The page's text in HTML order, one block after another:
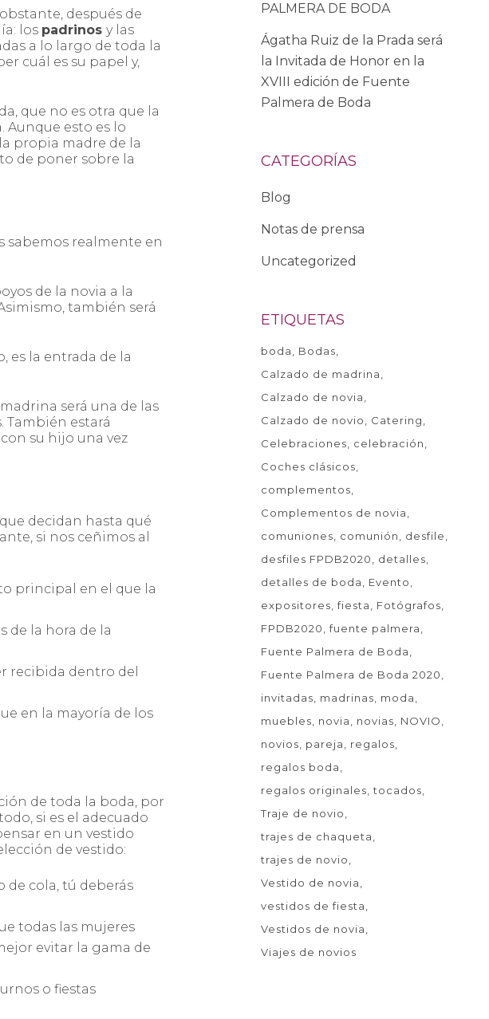
después de
los padrinos y las
a lo largo de toda la
cuál es su papel y,
que no es otra que la
Aunque esto es lo
propia madre de la
de poner sobre la
sabemos realmente en
de la novia a la
también será
es la entrada de la
será una de las
También estará
su hijo una vez
decidan hasta qué
si nos ceñimos al
principal en el que la
de la hora de la
recibida dentro del
en la mayoría de los
de toda la boda, por
si es el adecuado
en un vestido
de vestido:
de cola, tú deberás
todas las mujeres
evitar la gama de
o fiestas
PALMERA DE BODA
Ágatha Ruiz de la Prada será
la Invitada de Honor en la
XVIII edición de Fuente
Palmera de Boda
CATEGORÍAS
Blog
Notas de prensa
Uncategorized
ETIQUETAS
boda
Bodas
Calzado de madrina
Calzado de novia
Calzado de novio
Catering
Celebraciones
celebración
Coches clásicos
complementos
Complementos de novia
comuniones
comunión
desfile
desfiles FPDB2020
detalles
detalles de boda
Evento
expositores fiesta
Fotógrafos
FPDB2020
fuente palmera
Fuente Palmera de Boda
Fuente Palmera de Boda 2020
invitadas
madrinas
moda
muebles
novia novias
NOVIO
novios
pareja
regalos
regalos boda
regalos originales tocados
Traje de novio
trajes de chaqueta
trajes de novio
Vestido de novia
vestidos de fiesta
Vestidos de novia
Viajes de novios